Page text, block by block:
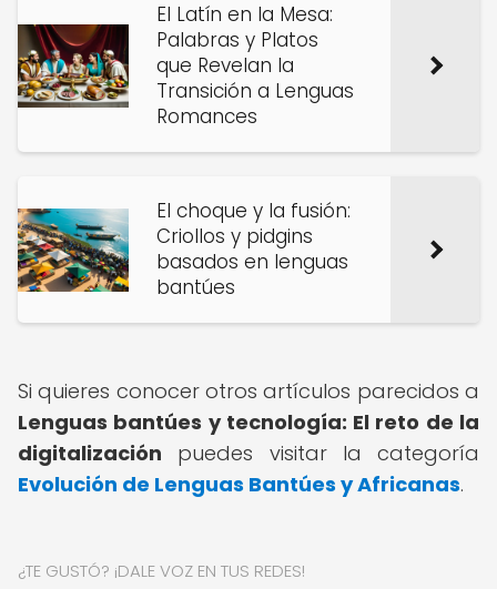
El Latín en la Mesa:
Palabras y Platos
que Revelan la
Transición a Lenguas
Romances
El choque y la fusión:
Criollos y pidgins
basados en lenguas
bantúes
Si quieres conocer otros artículos parecidos a
Lenguas bantúes y tecnología: El reto de la
digitalización puedes visitar la categoría
Evolución de Lenguas Bantúes y Africanas.
¿TE GUSTÓ? ¡DALE VOZ EN TUS REDES!